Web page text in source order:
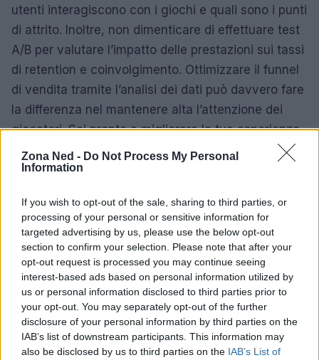
Zona Ned - Do Not Process My Personal
Information
If you wish to opt-out of the sale, sharing to third parties, or
processing of your personal or sensitive information for
targeted advertising by us, please use the below opt-out
section to confirm your selection. Please note that after your
opt-out request is processed you may continue seeing
interest-based ads based on personal information utilized by
us or personal information disclosed to third parties prior to
your opt-out. You may separately opt-out of the further
disclosure of your personal information by third parties on the
IAB’s list of downstream participants. This information may
also be disclosed by us to third parties on the IAB’s List of
utenti interagiscono con i giochi e quali sono i punti
di attrito. Inoltre, non dimenticare di effettuare test
A/B per valutare l’impatto delle prestazioni sui tassi
di retention e coinvolgimento. Ottimizzare il funnel
di vendita tramite l’analisi dei dati può davvero fare
la differenza nel mantenere alta l’attenzione dei
giocatori. Sei pronto a migliorare la tua esperienza
di gioco?
AUTORE
Staff